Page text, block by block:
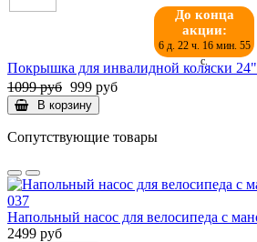
До конца
акции:
6 д. 22 ч. 16 мин. 55
с.
Покрышка для инвалидной коляски
1099 руб 999 руб
В корзину
Сопутствующие товары
Напольный насос для велосипеда с
2499 руб